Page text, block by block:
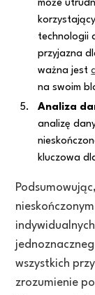
może
technologii
przyjazna
ważna jest
na swoim
Analiza
analizę
kluczowa
wszystkich
zrozumienie